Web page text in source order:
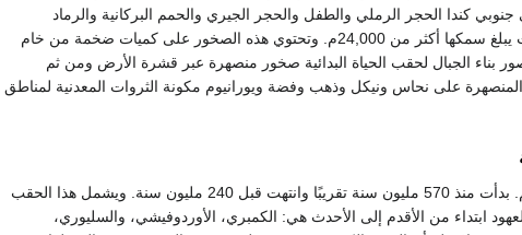
كندا الحجر الرملي والطفل والحجر الجيري والحمم البركانية والرماد
البركاني، والتي شكلت طبقات يبلغ سمكها أكثر من 24,000م. وتحتوي هذه الصخور على كميات ضخمة من خام
بناء الجبال لحقب الحياة البدائية صخور منصهرة عبر قشرة الأرض ومن ثم
على نحاس ونيكل وذهب وفضة ويورانيوم مكونة الثروات المعدنية لمناطق
ويطلق عليها أيضًا الدهر القديم. بدأت منذ 570 مليون سنة تقريبًا وانتهت قبل 240 مليون سنة. ويشمل هذا الحقب
ابتداء من الأقدم إلى الأحدث هي: الكمبري، الأوردوفيشي، والسليوري،